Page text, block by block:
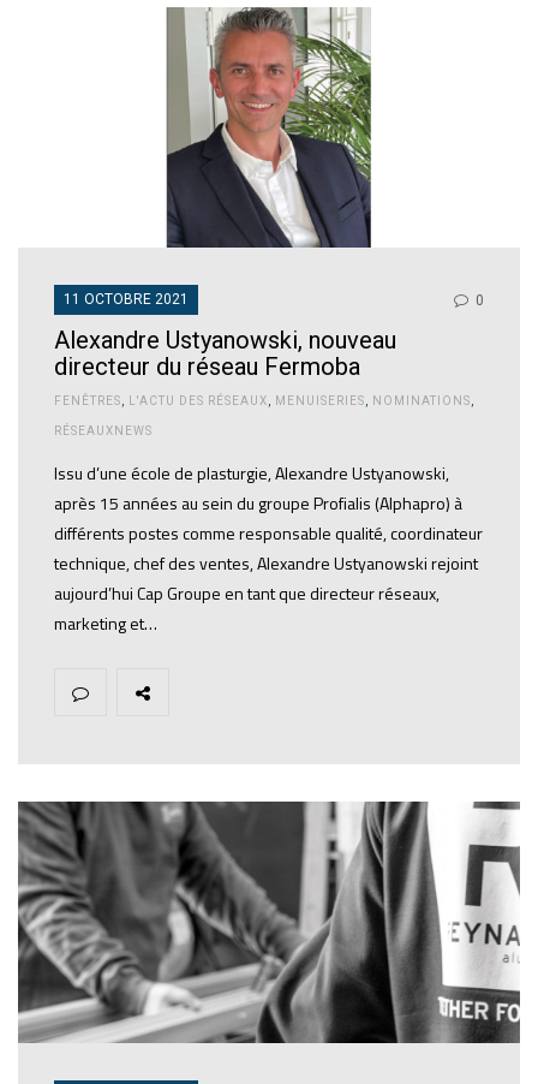
11 OCTOBRE 2021 0
Alexandre Ustyanowski, nouveau
directeur du réseau Fermoba
FENÊTRES, L'ACTU DES RÉSEAUX, MENUISERIES, NOMINATIONS,
RÉSEAUXNEWS
Issu d’une école de plasturgie, Alexandre Ustyanowski,
après 15 années au sein du groupe Profialis (Alphapro) à
différents postes comme responsable qualité, coordinateur
technique, chef des ventes, Alexandre Ustyanowski rejoint
aujourd’hui Cap Groupe en tant que directeur réseaux,
marketing et…